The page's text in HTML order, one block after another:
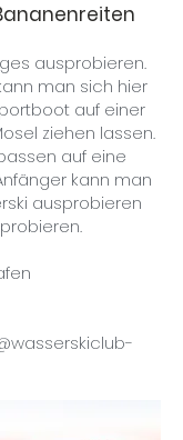
ausprobieren.
man sich hier
auf einer
ziehen lassen.
auf eine
kann man
ausprobieren